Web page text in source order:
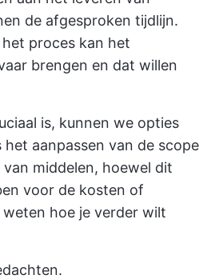
de afgesproken tijdlijn.
proces kan het
brengen en dat willen
is, kunnen we opties
aanpassen van de scope
middelen, hoewel dit
voor de kosten of
weten hoe je verder wilt